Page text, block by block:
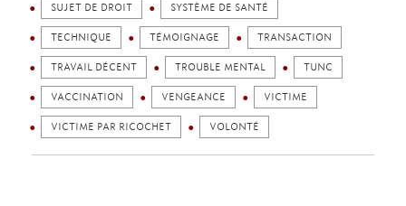
SUJET DE DROIT SYSTÈME DE SANTÉ
TECHNIQUE TÉMOIGNAGE TRANSACTION
TRAVAIL DÉCENT TROUBLE MENTAL TUNC
VACCINATION VENGEANCE VICTIME
VICTIME PAR RICOCHET VOLONTÉ